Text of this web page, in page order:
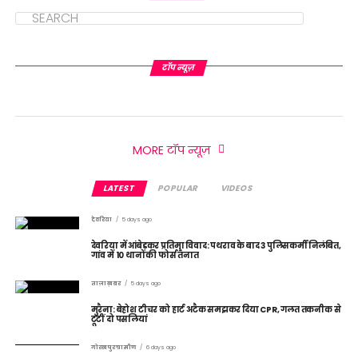
टॉप न्यूज़
MORE टॉप न्यूज़
LATEST POPULAR VIDEOS
देवरिया 5 days ago
देवरिया में आंबेडकर प्रतिमा विवाद: पथराव के बाद 3 पुलिसकर्मी निलंबित,
गांव में 10 थानों की फोर्स तैनात
ताज़ा ख़बर 5 days ago
मुरैना: बेहोश टीचर को हार्ट अटैक समझकर दिया CPR, गलत तकनीक से
टूटीं दो पसलियां
गोरखपुर ग्रामीण 6 days ago